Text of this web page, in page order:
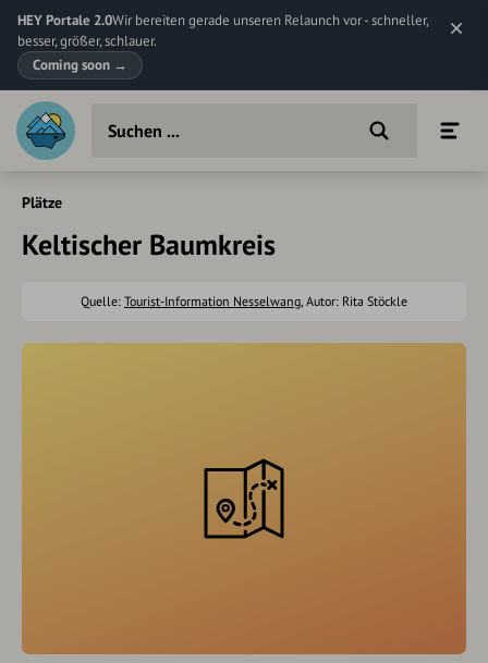
HEY Portale 2.0Wir bereiten gerade unseren Relaunch vor - schneller,
besser, größer, schlauer.
Coming soon →
Plätze
Keltischer Baumkreis
Quelle: Tourist-Information Nesselwang, Autor: Rita Stöckle